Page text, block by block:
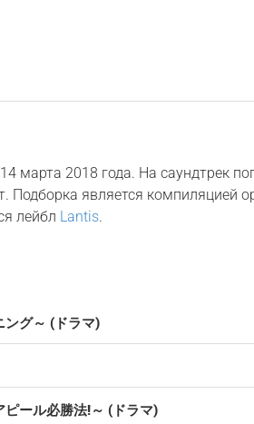
марта 2018 года. На саундтрек
Подборка является компиляцией
лейбл Lantis.
ング～ (ドラマ)
ピール必勝法!～ (ドラマ)